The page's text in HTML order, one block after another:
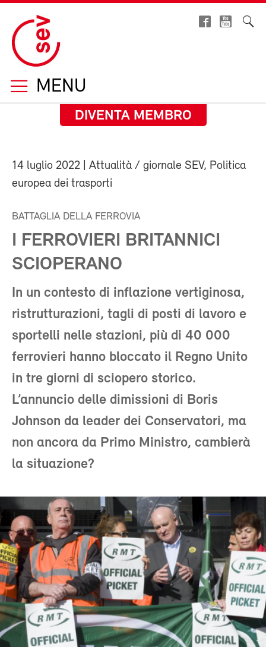
MENU
DIVENTA MEMBRO
14 luglio 2022 | Attualità / giornale SEV, Politica
europea dei trasporti
BATTAGLIA DELLA FERROVIA
I FERROVIERI BRITANNICI
SCIOPERANO
In un contesto di inflazione vertiginosa,
ristrutturazioni, tagli di posti di lavoro e
sportelli nelle stazioni, più di 40 000
ferrovieri hanno bloccato il Regno Unito
in tre giorni di sciopero storico.
L’annuncio delle dimissioni di Boris
Johnson da leader dei Conservatori, ma
non ancora da Primo Ministro, cambierà
la situazione?